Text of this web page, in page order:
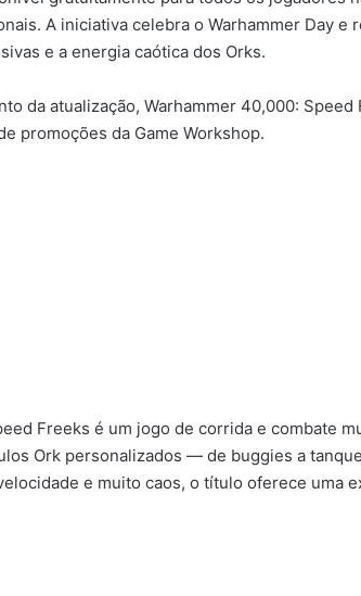
A iniciativa celebra o Warhammer Day e
e a energia caótica dos Orks.
da atualização, Warhammer 40,000: Speed
promoções da Game Workshop.
Freeks é um jogo de corrida e combate
Ork personalizados — de buggies a
e muito caos, o título oferece uma